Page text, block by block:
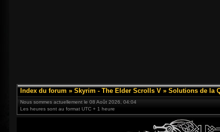
Index du forum » Skyrim - The Elder Scrolls V » Solutions de la
Nous sommes actuellement le 08 Août 2026, 04:04
Les heures sont au format UTC + 1 heure